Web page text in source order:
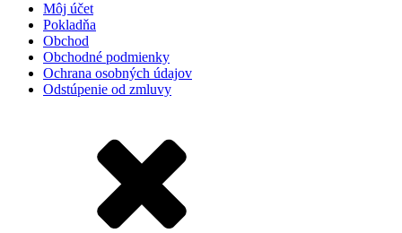
Môj účet
Pokladňa
Obchod
Obchodné podmienky
Ochrana osobných údajov
Odstúpenie od zmluvy